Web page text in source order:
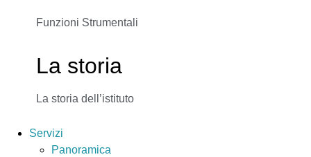
Funzioni Strumentali
La storia
La storia dell’istituto
Servizi
Panoramica